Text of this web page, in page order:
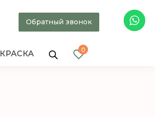
Обратный звонок
КРАСКА 0